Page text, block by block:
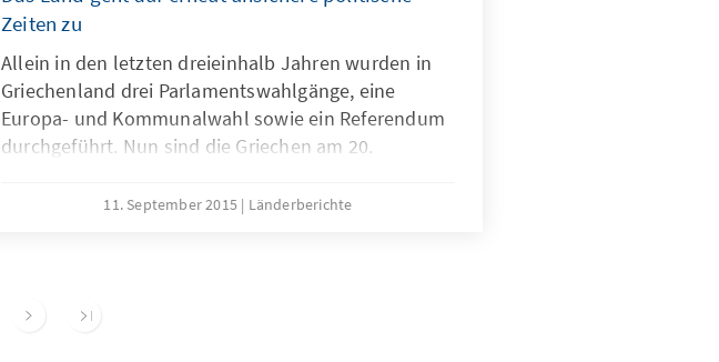
Zeiten zu
Allein in den letzten dreieinhalb Jahren wurden in
Griechenland drei Parlamentswahlgänge, eine
Europa- und Kommunalwahl sowie ein Referendum
durchgeführt. Nun sind die Griechen am 20.
dem Hintergrund weiterer, tiefgreifender
11. September 2015 Länderberichte